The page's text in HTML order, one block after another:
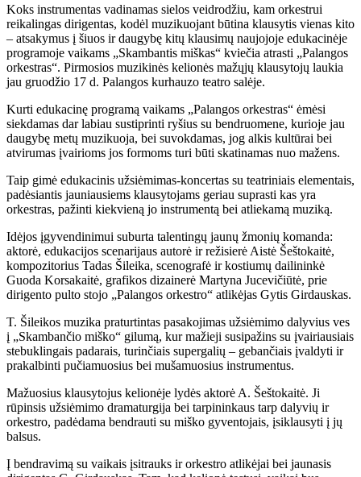
Koks instrumentas vadinamas sielos veidrodžiu, kam orkestrui
reikalingas dirigentas, kodėl muzikuojant būtina klausytis vienas kito
– atsakymus į šiuos ir daugybę kitų klausimų naujojoje edukacinėje
programoje vaikams „Skambantis miškas“ kviečia atrasti „Palangos
orkestras“. Pirmosios muzikinės kelionės mažųjų klausytojų laukia
jau gruodžio 17 d. Palangos kurhauzo teatro salėje.
Kurti edukacinę programą vaikams „Palangos orkestras“ ėmėsi
siekdamas dar labiau sustiprinti ryšius su bendruomene, kurioje jau
daugybę metų muzikuoja, bei suvokdamas, jog alkis kultūrai bei
atvirumas įvairioms jos formoms turi būti skatinamas nuo mažens.
Taip gimė edukacinis užsiėmimas-koncertas su teatriniais elementais,
padėsiantis jauniausiems klausytojams geriau suprasti kas yra
orkestras, pažinti kiekvieną jo instrumentą bei atliekamą muziką.
Idėjos įgyvendinimui suburta talentingų jaunų žmonių komanda:
aktorė, edukacijos scenarijaus autorė ir režisierė Aistė Šeštokaitė,
kompozitorius Tadas Šileika, scenografė ir kostiumų dailininkė
Guoda Korsakaitė, grafikos dizainerė Martyna Jucevičiūtė, prie
dirigento pulto stojo „Palangos orkestro“ atlikėjas Gytis Girdauskas.
T. Šileikos muzika praturtintas pasakojimas užsiėmimo dalyvius ves
į „Skambančio miško“ gilumą, kur mažieji susipažins su įvairiausiais
stebuklingais padarais, turinčiais supergalių – gebančiais įvaldyti ir
prakalbinti pučiamuosius bei mušamuosius instrumentus.
Mažuosius klausytojus kelionėje lydės aktorė A. Šeštokaitė. Ji
rūpinsis užsiėmimo dramaturgija bei tarpininkaus tarp dalyvių ir
orkestro, padėdama bendrauti su miško gyventojais, įsiklausyti į jų
balsus.
Į bendravimą su vaikais įsitrauks ir orkestro atlikėjai bei jaunasis